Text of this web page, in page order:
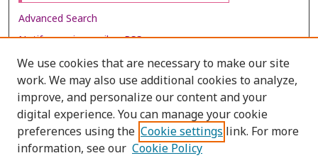
Advanced Search
Notify me via email orRSS
Browse
Collections
Disciplines
Authors
We use cookies that are necessary to make our site
work. We may also use additional cookies to analyze,
improve, and personalize our content and your
digital experience. You can manage your cookie
preferences using the Cookie settings link. For more
information, see our Cookie Policy